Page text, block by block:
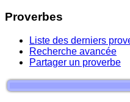
Proverbes
Liste des derniers
Recherche avancée
Partager un proverbe